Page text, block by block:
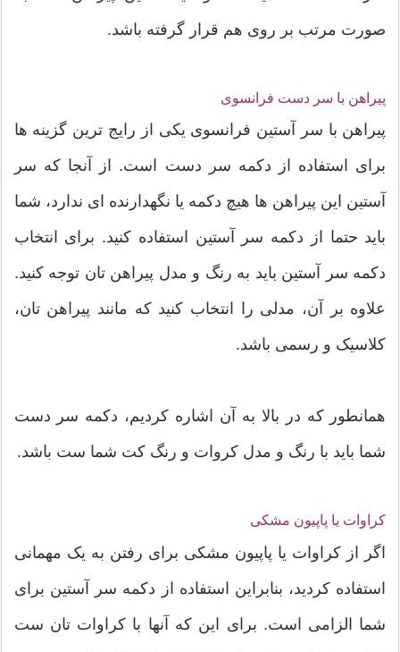
صورت مرتب بر روی هم قرار گرفته باشد.
پیراهن با سر دست فرانسوی
پیراهن با سر آستین فرانسوی یکی از رایج ترین گزینه ها
برای استفاده از دکمه سر دست است. از آنجا که سر
آستین این پیراهن ها هیچ دکمه یا نگهدارنده ای ندارد، شما
باید حتما از دکمه سر آستین استفاده کنید. برای انتخاب
دکمه سر آستین باید به رنگ و مدل پیراهن تان توجه کنید.
علاوه بر آن، مدلی را انتخاب کنید که مانند پیراهن تان،
کلاسیک و رسمی باشد.
همانطور که در بالا به آن اشاره کردیم، دکمه سر دست
شما باید با رنگ و مدل کروات و رنگ کت شما ست باشد.
کراوات یا پاپیون مشکی
اگر از کراوات یا پاپیون مشکی برای رفتن به یک مهمانی
استفاده کردید، بنابراین استفاده از دکمه سر آستین برای
شما الزامی است. برای این که آنها با کراوات تان ست